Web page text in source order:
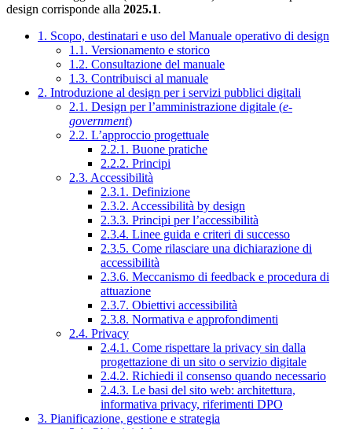
design corrisponde alla 2025.1.
1. Scopo, destinatari e uso del Manuale operativo di design
1.1. Versionamento e storico
1.2. Consultazione del manuale
1.3. Contribuisci al manuale
2. Introduzione al design per i servizi pubblici digitali
2.1. Design per l’amministrazione digitale (e-
government)
2.2. L’approccio progettuale
2.2.1. Buone pratiche
2.2.2. Principi
2.3. Accessibilità
2.3.1. Definizione
2.3.2. Accessibilità by design
2.3.3. Principi per l’accessibilità
2.3.4. Linee guida e criteri di successo
2.3.5. Come rilasciare una dichiarazione di
accessibilità
2.3.6. Meccanismo di feedback e procedura di
attuazione
2.3.7. Obiettivi accessibilità
2.3.8. Normativa e approfondimenti
2.4. Privacy
2.4.1. Come rispettare la privacy sin dalla
progettazione di un sito o servizio digitale
2.4.2. Richiedi il consenso quando necessario
2.4.3. Le basi del sito web: architettura,
informativa privacy, riferimenti DPO
3. Pianificazione, gestione e strategia